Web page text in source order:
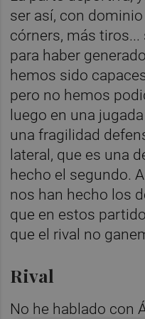
ser así, con
córners, más
para haber
hemos sido
pero no hemos
luego en una
una fragilidad
lateral, que es una
hecho el segundo.
nos han hecho los
que en estos
que el rival no
Rival
No he hablado con